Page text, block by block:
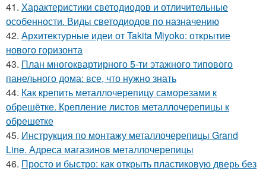
41. Характеристики светодиодов и отличительные
особенности. Виды светодиодов по назначению
42. Архитектурные идеи от Takita Miyoko: открытие
нового горизонта
43. План многоквартирного 5-ти этажного типового
панельного дома: все, что нужно знать
44. Как крепить металлочерепицу саморезами к
обрешётке. Крепление листов металлочерепицы к
обрешетке
45. Инструкция по монтажу металлочерепицы Grand
Line. Адреса магазинов металлочерепицы
46. Просто и быстро: как открыть пластиковую дверь без